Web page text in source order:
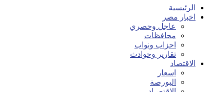
الرئيسية
اخبار مصر
عاجل وحصري
محافظات
احزاب ونواب
تقارير وحوادث
الاقتصاد
اسعار
البورصة